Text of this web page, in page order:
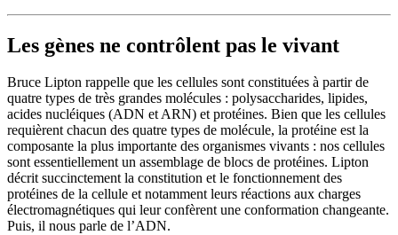
Les gènes ne contrôlent pas le vivant
Bruce Lipton rappelle que les cellules sont constituées à partir de
quatre types de très grandes molécules : polysaccharides, lipides,
acides nucléiques (ADN et ARN) et protéines. Bien que les cellules
requièrent chacun des quatre types de molécule, la protéine est la
composante la plus importante des organismes vivants : nos cellules
sont essentiellement un assemblage de blocs de protéines. Lipton
décrit succinctement la constitution et le fonctionnement des
protéines de la cellule et notamment leurs réactions aux charges
électromagnétiques qui leur confèrent une conformation changeante.
Puis, il nous parle de l’ADN.